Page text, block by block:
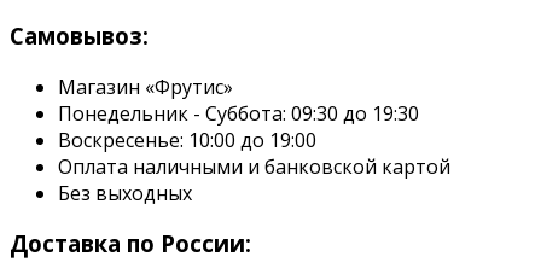
Самовывоз:
Магазин «Фрутис»
Понедельник - Суббота: 09:30 до 19:30
Воскресенье: 10:00 до 19:00
Оплата наличными и банковской картой
Без выходных
Доставка по России: